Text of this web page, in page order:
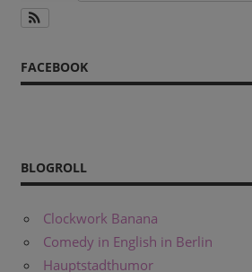
FACEBOOK
BLOGROLL
Clockwork Banana
Comedy in English in Berlin
Hauptstadthumor